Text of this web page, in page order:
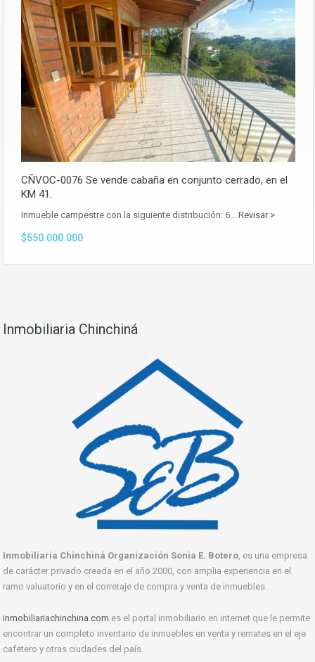
CÑVOC-0076 Se vende cabaña en conjunto cerrado, en el
KM 41.
Inmueble campestre con la siguiente distribución: 6… Revisar >
$550.000.000
Inmobiliaria Chinchiná
Inmobiliaria Chinchiná Organización Sonia E. Botero , es una empresa
de carácter privado creada en el año 2000, con amplia experiencia en el
ramo valuatorio y en el corretaje de compra y venta de inmuebles.
inmobiliariachinchina.com es el portal inmobiliario en internet que le permite
encontrar un completo inventario de inmuebles en venta y remates en el eje
cafetero y otras ciudades del país.